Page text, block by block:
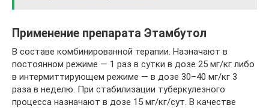
Применение препарата Этамбутол
В составе комбинированной терапии. Назначают в
постоянном режиме — 1 раз в сутки в дозе 25 мг/кг либо
в интермиттирующем режиме — в дозе 30–40 мг/кг 3
раза в неделю. При стабилизации туберкулезного
процесса назначают в дозе 15 мг/кг/сут. В качестве